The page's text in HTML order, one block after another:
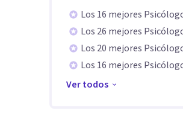
Los 16 mejores
Los 26 mejores
Los 20 mejores
Los 16 mejores
Ver todos